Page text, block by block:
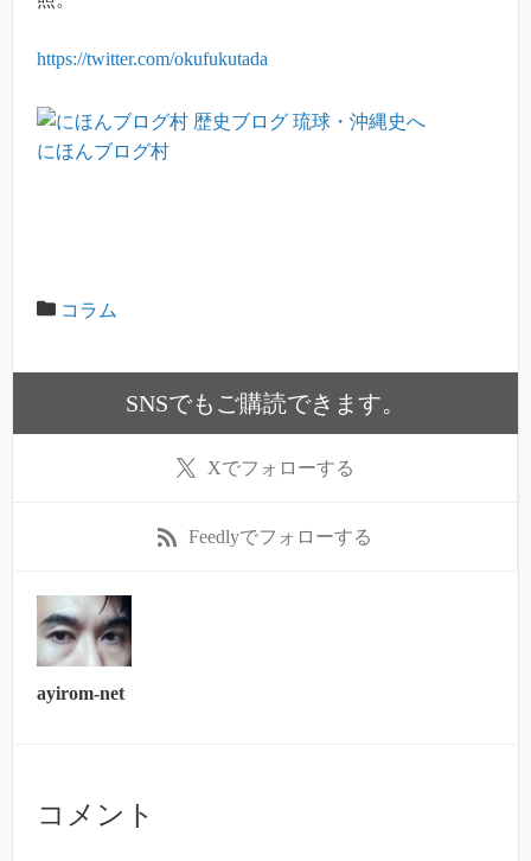
https://twitter.com/okufukutada
にほんブログ村
コラム
SNSでもご購読できます。
Xでフォローする
Feedlyでフォローする
ayirom-net
コメント